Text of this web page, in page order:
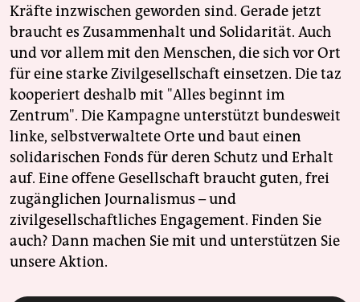
Kräfte inzwischen geworden sind. Gerade jetzt
braucht es Zusammenhalt und Solidarität. Auch
und vor allem mit den Menschen, die sich vor Ort
für eine starke Zivilgesellschaft einsetzen. Die taz
kooperiert deshalb mit "Alles beginnt im
Zentrum". Die Kampagne unterstützt bundesweit
linke, selbstverwaltete Orte und baut einen
solidarischen Fonds für deren Schutz und Erhalt
auf. Eine offene Gesellschaft braucht guten, frei
zugänglichen Journalismus – und
zivilgesellschaftliches Engagement. Finden Sie
auch? Dann machen Sie mit und unterstützen Sie
unsere Aktion.